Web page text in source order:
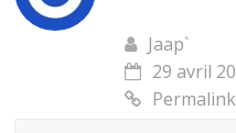
Jaap`
29 avril
Permalink